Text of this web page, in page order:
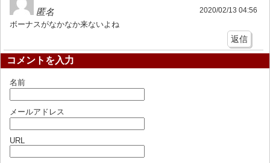
匿名 2020/02/13 04:56
ボーナスがなかなか来ないよね
返信
コメントを入力
名前
メールアドレス
URL